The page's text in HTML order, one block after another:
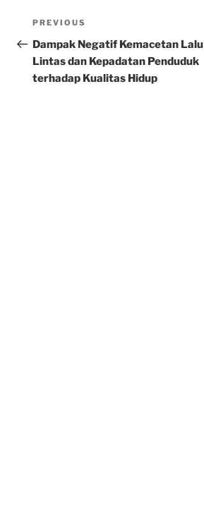
Post
navigation
Previous
Post
PREVIOUS
Dampak Negatif Kemacetan Lalu
Lintas dan Kepadatan Penduduk
terhadap Kualitas Hidup